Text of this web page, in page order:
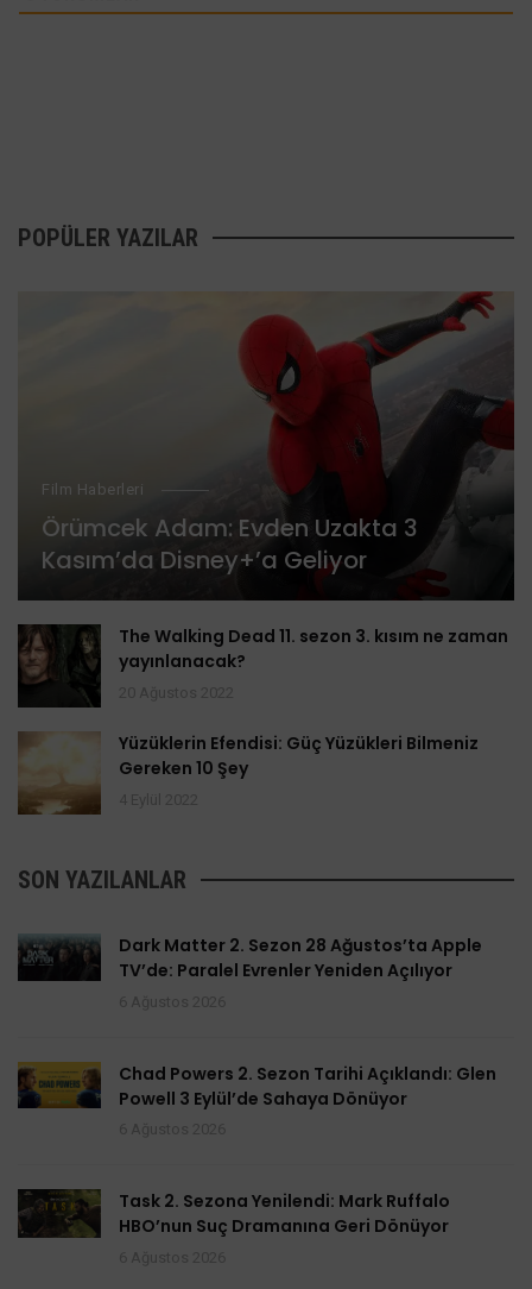
POPÜLER YAZILAR
Film Haberleri
Örümcek Adam: Evden Uzakta 3
Kasım’da Disney+’a Geliyor
The Walking Dead 11. sezon 3. kısım ne zaman
yayınlanacak?
Yüzüklerin Efendisi: Güç Yüzükleri Bilmeniz
Gereken 10 Şey
SON YAZILANLAR
Dark Matter 2. Sezon 28 Ağustos’ta Apple
TV’de: Paralel Evrenler Yeniden Açılıyor
Chad Powers 2. Sezon Tarihi Açıklandı: Glen
Powell 3 Eylül’de Sahaya Dönüyor
Task 2. Sezona Yenilendi: Mark Ruffalo
HBO’nun Suç Dramanına Geri Dönüyor